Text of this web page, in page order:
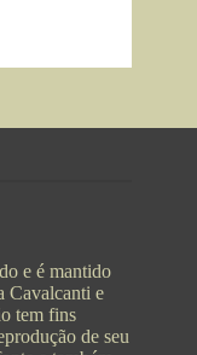
e é mantido
Cavalcanti e
tem fins
de seu